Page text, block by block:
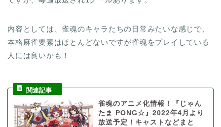
内容としては、雀魂のキャラたちの日常みたいな感じで、
本格麻雀要素はほとんどないですが雀魂をプレイしている
人には良いかも！
雀魂のアニメ化情報！『じゃん
たま PONG☆』2022年4月より
放送予定！キャストなどまと